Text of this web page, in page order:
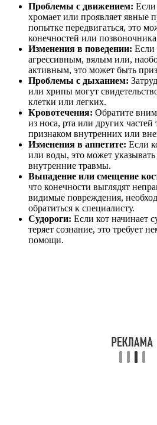
Проблемы с движением: Если
хромает или проявляет явные
попытке передвигаться, это
конечностей или
Изменения в поведении: Если
агрессивным, вялым или,
активным, это может быть
Проблемы с дыханием:
или хрипы могут
клетки или легких.
Кровотечения: Обратите
из носа, рта или других
признаком внутренних или
Изменения в аппетите: Если
или воды, это может указывать
внутренние травмы.
Выпадение или смещение
что конечности выглядят
видимые повреждения,
обратиться к специалисту.
Судороги: Если кот начинает
теряет сознание, это требует
помощи.